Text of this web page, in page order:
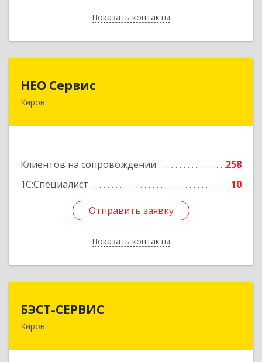
Показать контакты
Назад
НЕО Сервис
Киров
Клиентов на сопровождении
258
1С:Специалист
10
Отправить заявку
Показать контакты
610045, Кировская обл, Киров г, Ульяновская
Отправить заявку
Назад
БЭСТ-СЕРВИС
Киров